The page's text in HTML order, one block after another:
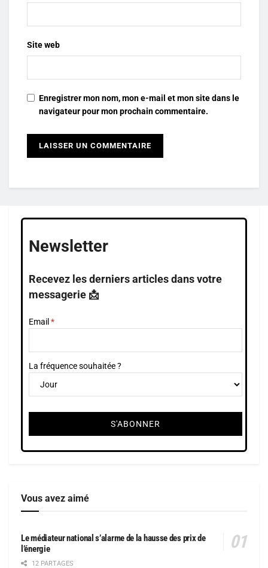
Site web
Enregistrer mon nom, mon e-mail et mon site dans le
navigateur pour mon prochain commentaire.
Newsletter
Recevez les derniers articles dans votre
messagerie 📩
Email
La fréquence souhaitée ?
Vous avez aimé
Le médiateur national s’alarme de la hausse des prix de
l’énergie
12 PARTAGES